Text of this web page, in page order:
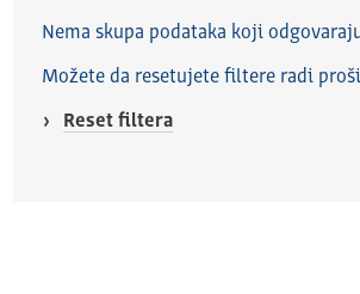
Nema skupa podataka koji
Možete da resetujete filtere radi
Reset filtera